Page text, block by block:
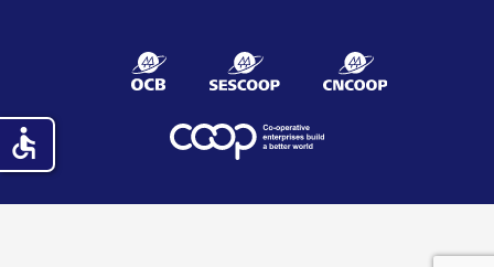
accessible